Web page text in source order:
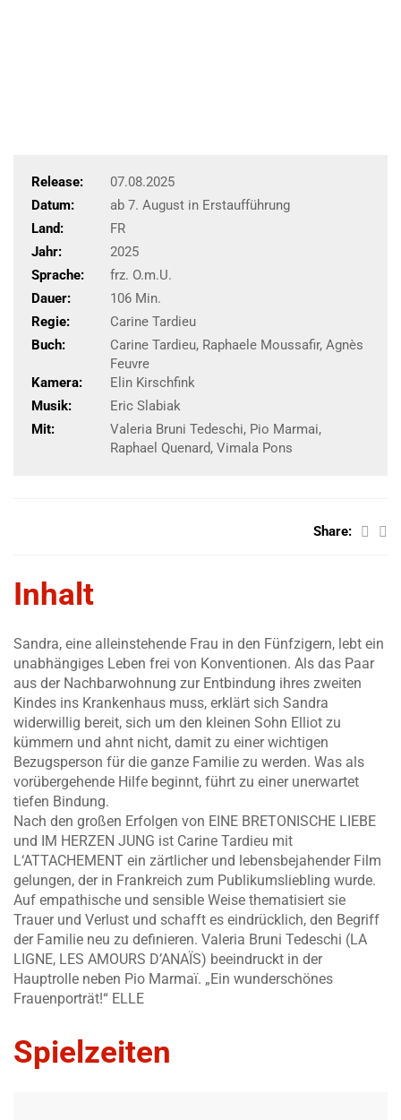
Release:
07.08.2025
Datum:
ab 7. August in Erstaufführung
Land:
FR
Jahr:
2025
Sprache:
frz. O.m.U.
Dauer:
106 Min.
Regie:
Carine Tardieu
Buch:
Carine Tardieu, Raphaele Moussafir, Agnès
Feuvre
Kamera:
Elin Kirschfink
Musik:
Eric Slabiak
Mit:
Valeria Bruni Tedeschi, Pio Marmai,
Raphael Quenard, Vimala Pons
Share:
Inhalt
Sandra, eine alleinstehende Frau in den Fünfzigern, lebt ein
unabhängiges Leben frei von Konventionen. Als das Paar
aus der Nachbarwohnung zur Entbindung ihres zweiten
Kindes ins Krankenhaus muss, erklärt sich Sandra
widerwillig bereit, sich um den kleinen Sohn Elliot zu
kümmern und ahnt nicht, damit zu einer wichtigen
Bezugsperson für die ganze Familie zu werden. Was als
vorübergehende Hilfe beginnt, führt zu einer unerwartet
tiefen Bindung.
Nach den großen Erfolgen von EINE BRETONISCHE LIEBE
und IM HERZEN JUNG ist Carine Tardieu mit
L‘ATTACHEMENT ein zärtlicher und lebensbejahender Film
gelungen, der in Frankreich zum Publikumsliebling wurde.
Auf empathische und sensible Weise thematisiert sie
Trauer und Verlust und schafft es eindrücklich, den Begriff
der Familie neu zu definieren. Valeria Bruni Tedeschi (LA
LIGNE, LES AMOURS D’ANAÏS) beeindruckt in der
Hauptrolle neben Pio Marmaï. „Ein wunderschönes
Frauenporträt!“ ELLE
Spielzeiten